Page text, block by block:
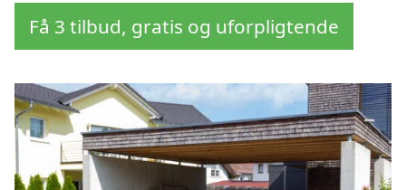
Få 3 tilbud, gratis og uforpligtende